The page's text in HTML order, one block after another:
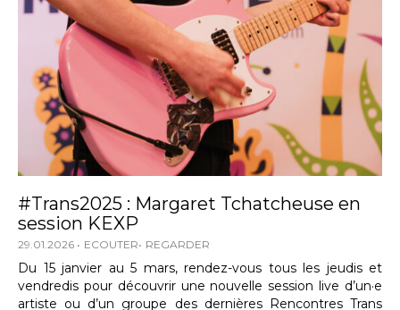
#Trans2025 : Margaret Tchatcheuse en
session KEXP
29.01.2026 ECOUTER REGARDER
Du 15 janvier au 5 mars, rendez-vous tous les jeudis et
vendredis pour découvrir une nouvelle session live d’un·e
artiste ou d’un groupe des dernières Rencontres Trans